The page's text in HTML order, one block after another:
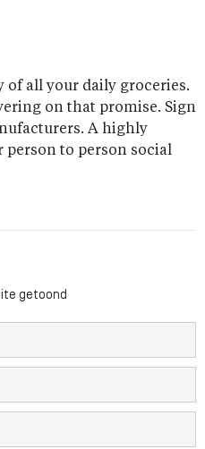
of all your daily groceries.
on that promise. Sign
A highly
to person social
getoond